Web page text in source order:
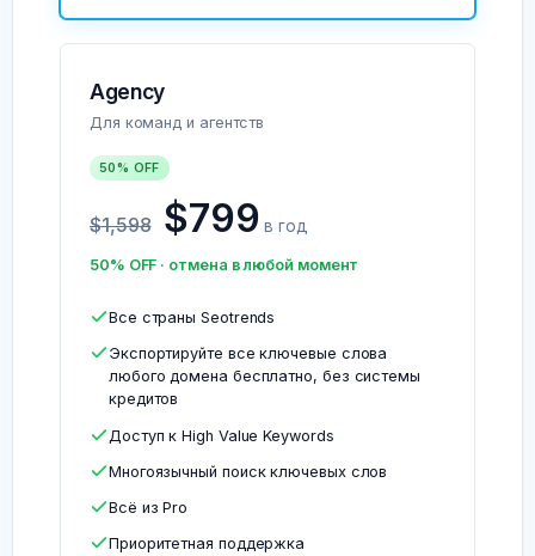
Agency
Для команд и агентств
50% OFF
$1,598 $799 в год
50% OFF · отмена в любой момент
Все страны Seotrends
Экспортируйте все ключевые слова
любого домена бесплатно, без системы
кредитов
Доступ к High Value Keywords
Многоязычный поиск ключевых слов
Всё из Pro
Приоритетная поддержка